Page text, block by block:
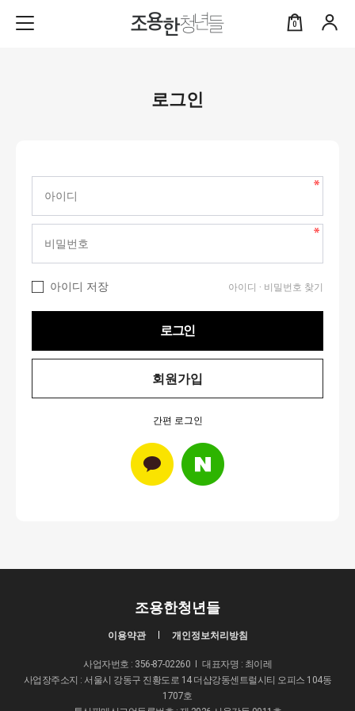
0
로그인
아이디 저장 아이디 · 비밀번호 찾기
로그인
회원가입
간편 로그인
조용한청년들
이용약관 개인정보처리방침
사업자번호 : 356-87-02260
대표자명 : 최이레
사업장주소지 : 서울시 강동구 진황도로 14 더샵강동센트럴시티 오피스 104동
1707호